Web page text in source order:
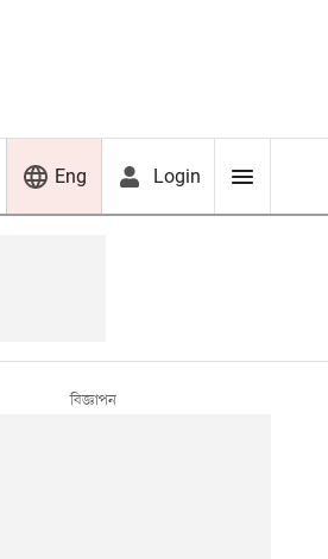
Eng Login